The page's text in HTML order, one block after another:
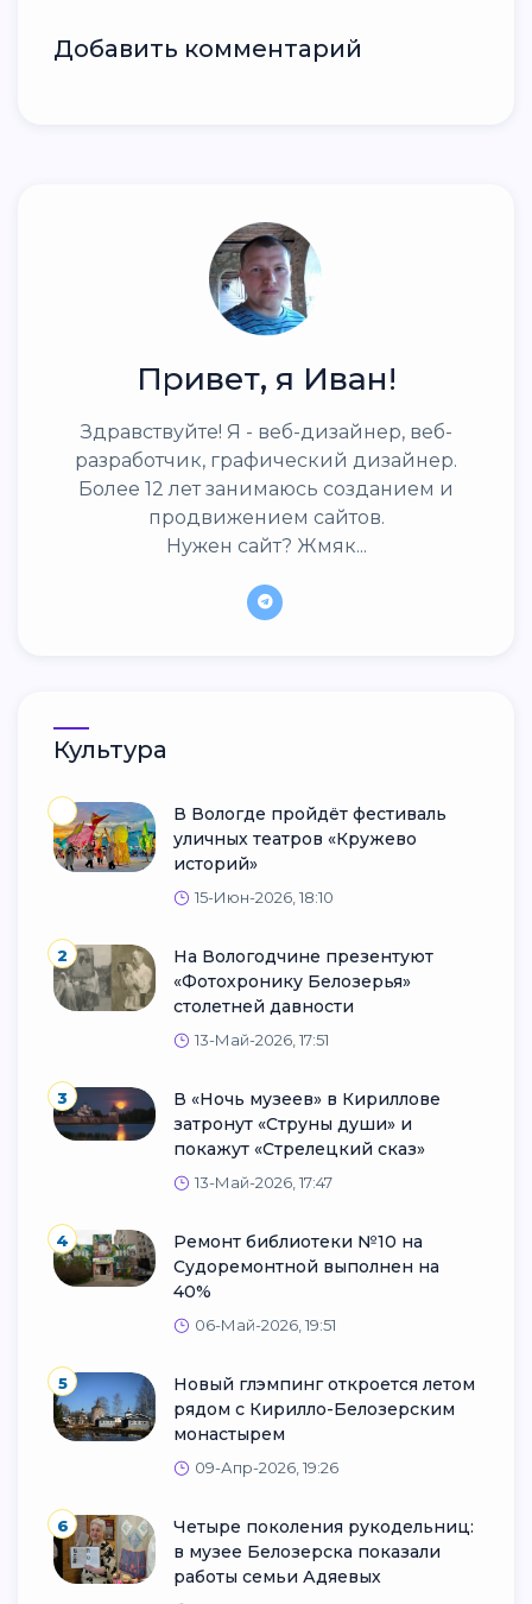
Добавить комментарий
Привет, я Иван!
Здравствуйте! Я - веб-дизайнер, веб-
разработчик, графический дизайнер.
Более 12 лет занимаюсь созданием и
продвижением сайтов.
Нужен сайт? Жмяк...
Культура
В Вологде пройдёт фестиваль
уличных театров «Кружево
историй»
15-Июн-2026, 18:10
2
На Вологодчине презентуют
«Фотохронику Белозерья»
столетней давности
13-Май-2026, 17:51
3
В «Ночь музеев» в Кириллове
затронут «Струны души» и
покажут «Стрелецкий сказ»
13-Май-2026, 17:47
4
Ремонт библиотеки №10 на
Судоремонтной выполнен на
40%
06-Май-2026, 19:51
5
Новый глэмпинг откроется летом
рядом с Кирилло-Белозерским
монастырем
09-Апр-2026, 19:26
6
Четыре поколения рукодельниц:
в музее Белозерска показали
работы семьи Адяевых